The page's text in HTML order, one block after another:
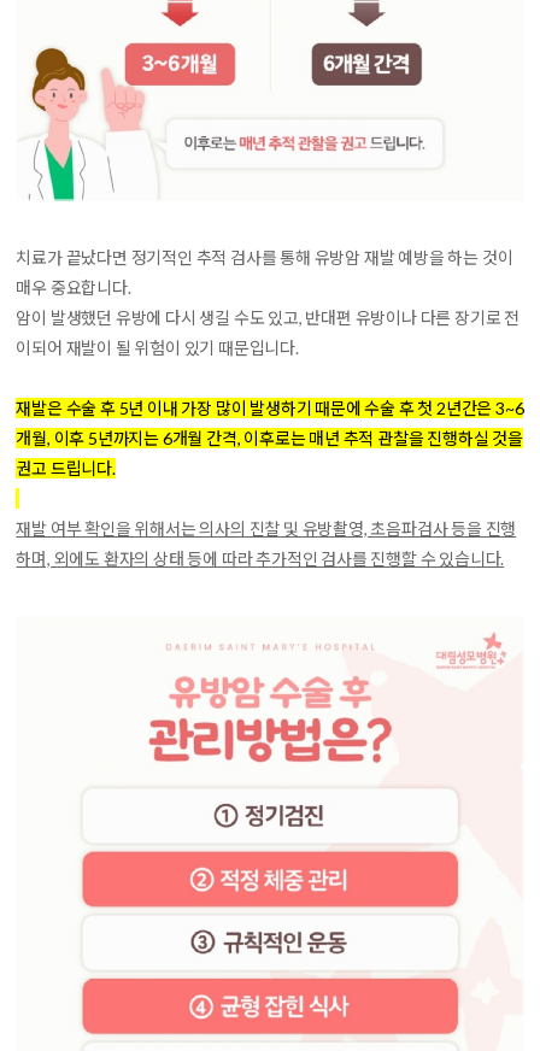
치료가 끝났다면 정기적인 추적 검사를 통해 유방암 재발 예방을 하는 것이
매우 중요합니다.
암이 발생했던 유방에 다시 생길 수도 있고, 반대편 유방이나 다른 장기로 전
이되어 재발이 될 위험이 있기 때문입니다.
재발은 수술 후 5년 이내 가장 많이 발생하기 때문에 수술 후 첫 2년간은 3~6
개월, 이후 5년까지는 6개월 간격, 이후로는 매년 추적 관찰을 진행하실 것을
권고 드립니다.
재발 여부 확인을 위해서는 의사의 진찰 및 유방촬영, 초음파검사 등을 진행
하며, 외에도 환자의 상태 등에 따라 추가적인 검사를 진행할 수 있습니다.